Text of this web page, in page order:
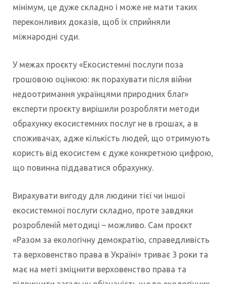
мінімум, це дуже складно і може не мати таких
переконливих доказів, щоб їх сприйняли
міжнародні суди.
У межах проєкту «Екосистемні послуги поза
грошовою оцінкою: як порахувати після війни
недоотримання українцями природних благ»
експерти проєкту вирішили розробляти методи
обрахунку екосистемних послуг не в грошах, а в
споживачах, адже кількість людей, що отримують
користь від екосистем є дуже конкретною цифрою,
що повинна піддаватися обрахунку.
Вирахувати вигоду для людини тієї чи іншої
екосистемної послуги складно, проте завдяки
розробленій методиці – можливо. Сам проєкт
«Разом за екологічну демократію, справедливість
та верховенство права в Україні» триває 3 роки та
має на меті зміцнити верховенство права та